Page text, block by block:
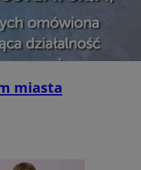
miasta